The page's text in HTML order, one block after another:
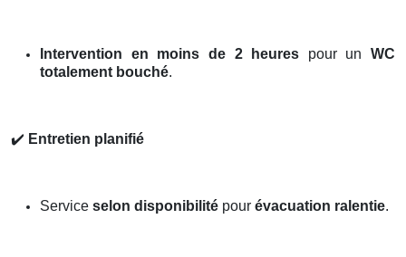
Intervention en moins de 2 heures pour un WC
totalement bouché.
✔️ Entretien planifié
Service selon disponibilité pour évacuation ralentie.